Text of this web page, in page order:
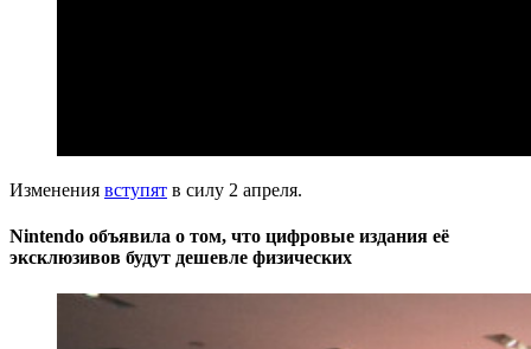
Изменения вступят в силу 2 апреля.
Nintendo объявила о том, что цифровые издания её
эксклюзивов будут дешевле физических